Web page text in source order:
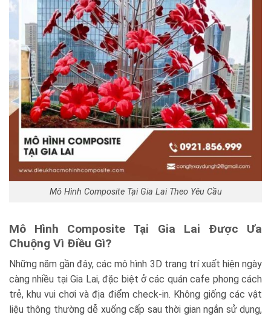
Mô Hình Composite Tại Gia Lai Theo Yêu Cầu
Mô Hình Composite Tại Gia Lai Được Ưa
Chuộng Vì Điều Gì?
Những năm gần đây, các mô hình 3D trang trí xuất hiện ngày
càng nhiều tại Gia Lai, đặc biệt ở các quán cafe phong cách
trẻ, khu vui chơi và địa điểm check-in. Không giống các vật
liệu thông thường dễ xuống cấp sau thời gian ngắn sử dụng,